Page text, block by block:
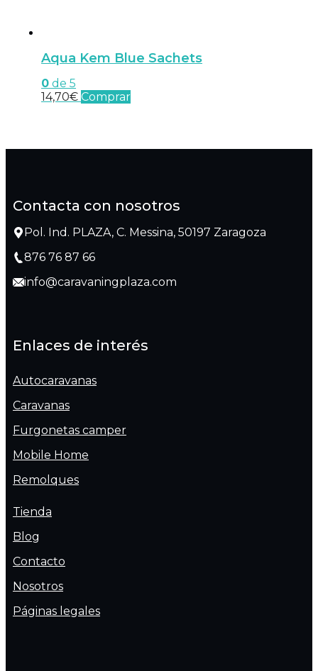
Aqua Kem Blue Sachets
0 de 5
14,70€ Comprar
Contacta con nosotros
Pol. Ind. PLAZA, C. Messina, 50197 Zaragoza
876 76 87 66
info@caravaningplaza.com
Enlaces de interés
Autocaravanas
Caravanas
Furgonetas camper
Mobile Home
Remolques
Tienda
Blog
Contacto
Nosotros
Páginas legales